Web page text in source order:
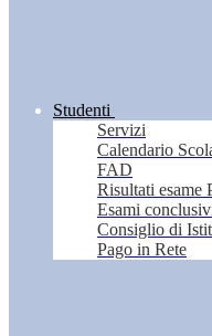
Studenti
Servizi
Calendario
FAD
Risultati esame
Esami
Consiglio di
Pago in Rete